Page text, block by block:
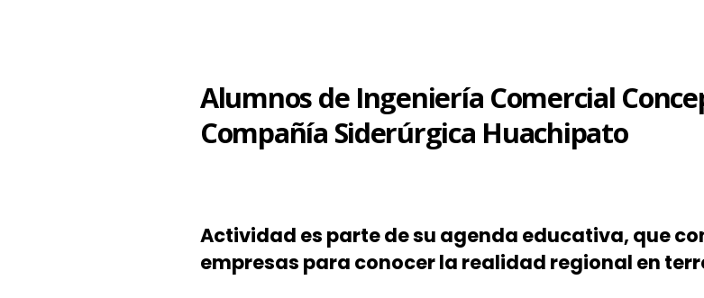
Alumnos de Ingeniería Comercial
Compañía Siderúrgica Huachipato
Actividad es parte de su agenda educativa, que
empresas para conocer la realidad regional en